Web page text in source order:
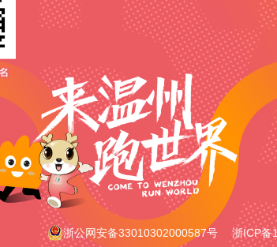
浙公网安备33010302000587号 浙ICP备